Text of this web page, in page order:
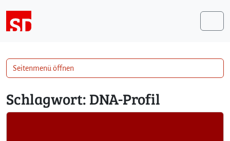
Schlagwort: DNA-Profil
Seitenmenü öffnen